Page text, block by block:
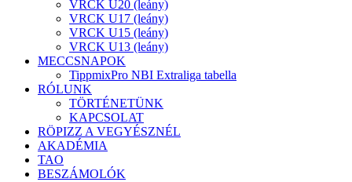
VRCK U20 (leány)
VRCK U17 (leány)
VRCK U15 (leány)
VRCK U13 (leány)
MECCSNAPOK
TippmixPro NBI Extraliga tabella
RÓLUNK
TÖRTÉNETÜNK
KAPCSOLAT
RÖPIZZ A VEGYÉSZNÉL
AKADÉMIA
TAO
BESZÁMOLÓK